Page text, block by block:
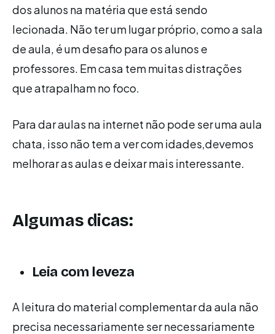
dos alunos na matéria que está sendo
lecionada. Não ter um lugar próprio, como a sala
de aula, é um desafio para os alunos e
professores. Em casa tem muitas distrações
que atrapalham no foco.
Para dar aulas na internet não pode ser uma aula
chata, isso não tem a ver com idades,devemos
melhorar as aulas e deixar mais interessante.
Algumas dicas:
Leia com leveza
A leitura do material complementar da aula não
precisa necessariamente ser necessariamente